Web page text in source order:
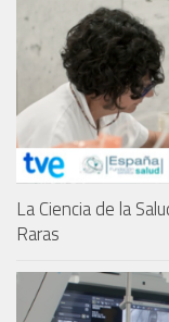
La Ciencia de la
Raras